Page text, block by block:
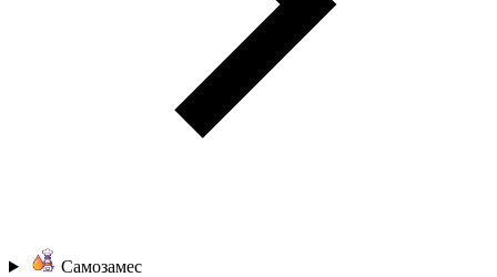
Самозамес